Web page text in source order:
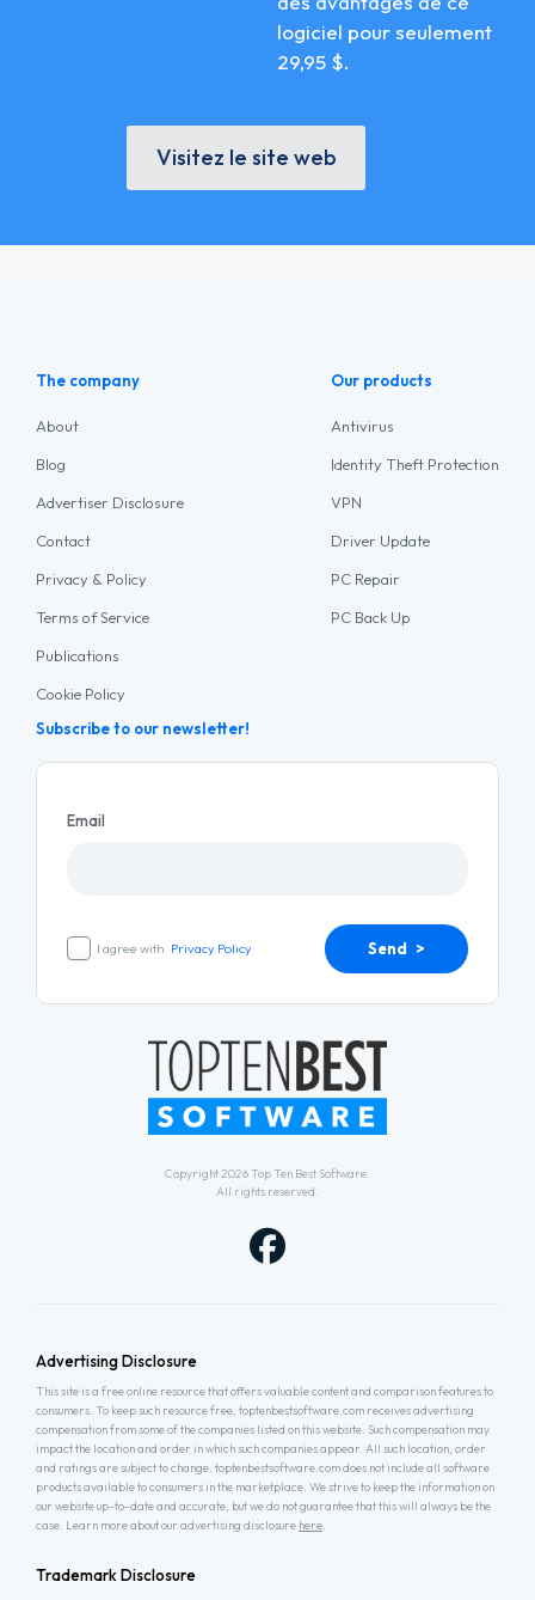
logiciel pour seulement
29,95 $.
Visitez le site web
Copyright 2026 Top Ten Best Software.
All rights reserved.
The company
About
Blog
Advertiser Disclosure
Contact
Privacy & Policy
Terms of Service
Publications
Cookie Policy
Our products
Antivirus
Identity Theft Protection
VPN
Driver Update
PC Repair
PC Back Up
Subscribe to our newsletter!
Email
I agree with Privacy Policy Send >
Advertising Disclosure
This site is a free online resource that offers valuable content and comparison features to
consumers. To keep such resource free, toptenbestsoftware.com receives advertising
compensation from some of the companies listed on this website. Such compensation may
impact the location and order in which such companies appear. All such location, order
and ratings are subject to change. toptenbestsoftware.com does not include all software
products available to consumers in the marketplace. We strive to keep the information on
our website up-to-date and accurate, but we do not guarantee that this will always be the
case. Learn more about our advertising disclosure here.
Trademark Disclosure